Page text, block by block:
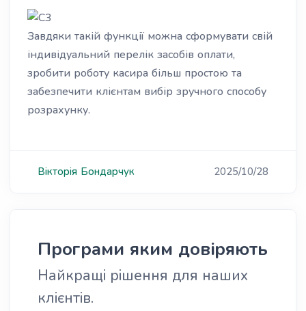
Завдяки такій функції можна сформувати свій
індивідуальний перелік засобів оплати,
зробити роботу касира більш простою та
забезпечити клієнтам вибір зручного способу
розрахунку.
Вікторія Бондарчук 2025/10/28
Програми яким довіряють
Найкращі рішення для наших
клієнтів.